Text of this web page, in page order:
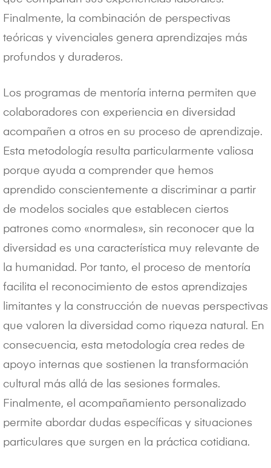
Finalmente, la combinación de perspectivas
teóricas y vivenciales genera aprendizajes más
profundos y duraderos.
Los programas de mentoría interna permiten que
colaboradores con experiencia en diversidad
acompañen a otros en su proceso de aprendizaje.
Esta metodología resulta particularmente valiosa
porque ayuda a comprender que hemos
aprendido conscientemente a discriminar a partir
de modelos sociales que establecen ciertos
patrones como «normales», sin reconocer que la
diversidad es una característica muy relevante de
la humanidad. Por tanto, el proceso de mentoría
facilita el reconocimiento de estos aprendizajes
limitantes y la construcción de nuevas perspectivas
que valoren la diversidad como riqueza natural. En
consecuencia, esta metodología crea redes de
apoyo internas que sostienen la transformación
cultural más allá de las sesiones formales.
Finalmente, el acompañamiento personalizado
permite abordar dudas específicas y situaciones
particulares que surgen en la práctica cotidiana.